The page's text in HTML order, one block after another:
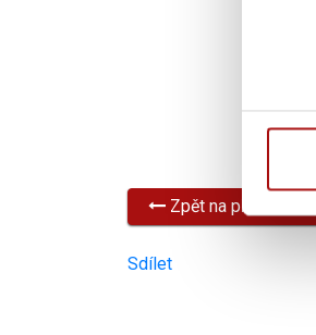
Zpět na přehled
Sdílet